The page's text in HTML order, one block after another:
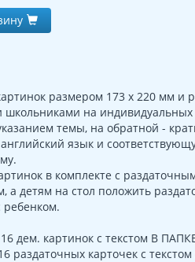
размером 173 х 220 мм
на индивидуальных
темы, на обратной -
язык и
в комплекте с
детям на стол положить
ребенком.
дем. картинок с текстом В
карточек с текстом